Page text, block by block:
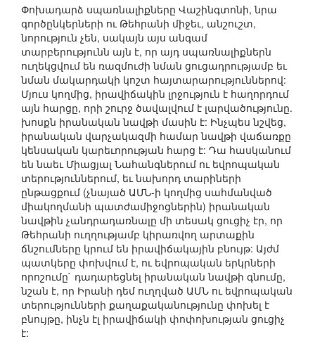
Փոխադարձ սպառնալիքները Վաշինգտոնի, նրա
գործընկերների ու Թեհրանի միջեւ, անշուշտ,
նորություն չեն, սակայն այս անգամ
տարբերությունն այն է, որ այդ սպառնալիքներն
ուղեկցվում են ռազմուժի նման ցուցադրությամբ եւ
նման մակարդակի կոշտ հայտարարություններով:
Մյուս կողմից, իրավիճակին լրջություն է հաղորդում
այն հարցը, որի շուրջ ծավալվում է լարվածությունը.
խոսքն իրանական նավթի մասին է: Ինչպես նշվեց,
իրանական վարչակազմի համար նավթի վաճառքը
կենսական կարեւորության հարց է: Դա հասկանում
են նաեւ Միացյալ Նահանգներում ու եվրոպական
տերություններում, եւ նախորդ տարիների
ընթացքում (չնայած ԱՄՆ-ի կողմից սահմանված
միակողմանի պատժամիջոցներին) իրանական
նավթին չանդրադառնալը մի տեսակ ցուցիչ էր, որ
Թեհրանի ուղղությամբ կիրառվող արտաքին
ճնշումները կրում են իրավիճակային բնույթ: Այժմ
պատկերը փոխվում է, ու եվրոպական երկրների
որոշումը` դադարեցնել իրանական նավթի գնումը,
նշան է, որ Իրանի դեմ ուղղված ԱՄՆ ու եվրոպական
տերությունների քաղաքականությունը փոխել է
բնույթը, ինչն էլ իրավիճակի փոփոխության ցուցիչ
է: